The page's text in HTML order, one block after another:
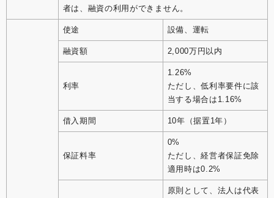
者は、融資の利用ができません。
使途 設備、運転
融資額 2,000万円以内
利率
1.26%
ただし、低利率要件に該
当する場合は1.16%
借入期間 10年（据置1年）
保証料率
0%
ただし、経営者保証免除
適用時は0.2%
原則として、法人は代表